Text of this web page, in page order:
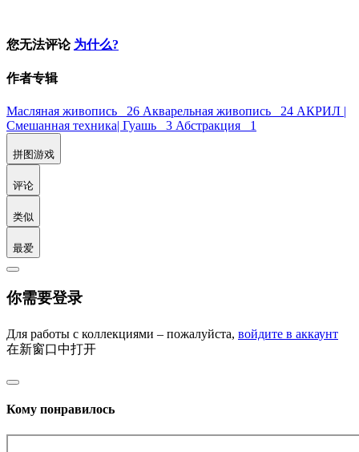
您无法评论 为什么?
作者专辑
Масляная живопись 26 Акварельная живопись 24 АКРИЛ |
Смешанная техника| Гуашь 3 Абстракция 1
拼图游戏
评论
类似
最爱
你需要登录
Для работы с коллекциями – пожалуйста, войдите в аккаунт
在新窗口中打开
Кому понравилось